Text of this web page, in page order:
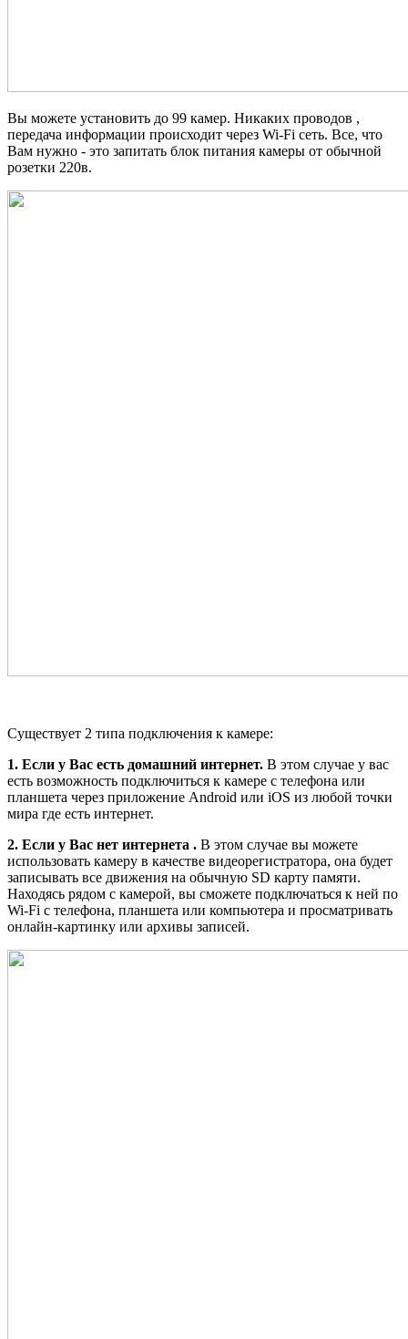
Вы можете установить до 99 камер. Никаких проводов ,
передача информации происходит через Wi-Fi сеть. Все, что
Вам нужно - это запитать блок питания камеры от обычной
розетки 220в.
Существует 2 типа подключения к камере:
1. Если у Вас есть домашний интернет. В этом случае у вас
есть возможность подключиться к камере c телефона или
планшета через приложение Android или iOS из любой точки
мира где есть интернет.
2. Если у Вас нет интернета . В этом случае вы можете
использовать камеру в качестве видеорегистратора, она будет
записывать все движения на обычную SD карту памяти.
Находясь рядом с камерой, вы сможете подключаться к ней по
Wi-Fi с телефона, планшета или компьютера и просматривать
онлайн-картинку или архивы записей.